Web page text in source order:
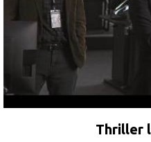
Thriller